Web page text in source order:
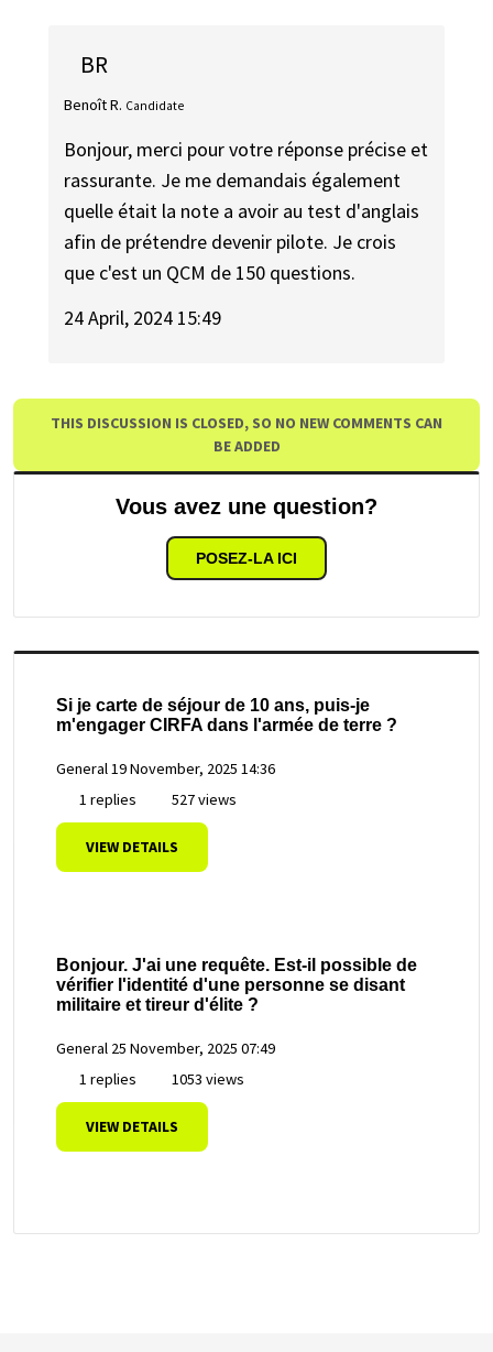
BR
Benoît R. Candidate
Bonjour, merci pour votre réponse précise et
rassurante. Je me demandais également
quelle était la note a avoir au test d'anglais
afin de prétendre devenir pilote. Je crois
que c'est un QCM de 150 questions.
24 April, 2024 15:49
THIS DISCUSSION IS CLOSED, SO NO NEW COMMENTS CAN
BE ADDED
Vous avez une question?
POSEZ-LA ICI
Si je carte de séjour de 10 ans, puis-je
m'engager CIRFA dans l'armée de terre ?
General19 November, 2025 14:36
1 replies
527 views
VIEW DETAILS
Bonjour. J'ai une requête. Est-il possible de
vérifier l'identité d'une personne se disant
militaire et tireur d'élite ?
General 25 November, 2025 07:49
1 replies
1053 views
VIEW DETAILS